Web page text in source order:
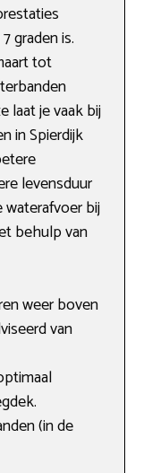
graden is.
tot
laat je vaak bij
in Spierdijk
levensduur
bij
behulp van
weer boven
van
(in de